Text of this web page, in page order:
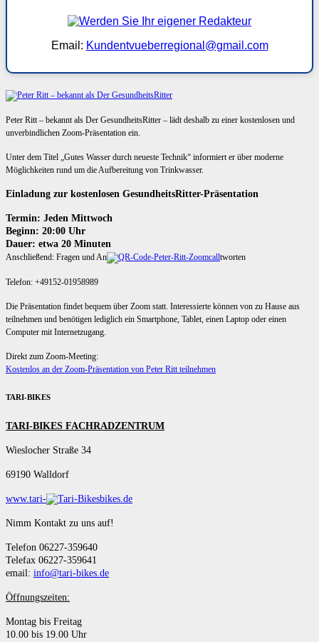
Email: Kundentvueberregional@gmail.com
Peter Ritt – bekannt als Der GesundheitsRitter – lädt deshalb zu einer kostenlosen und
unverbindlichen Zoom-Präsentation ein.
Unter dem Titel „Gutes Wasser durch neueste Technik“ informiert er über moderne
Möglichkeiten rund um die Aufbereitung von Trinkwasser.
Einladung zur kostenlosen GesundheitsRitter-Präsentation
Termin: Jeden Mittwoch
Beginn: 20:00 Uhr
Dauer: etwa 20 Minuten
Anschließend: Fragen und An tworten
Telefon: +49152-01958989
Die Präsentation findet bequem über Zoom statt. Interessierte können von zu Hause aus
teilnehmen und benötigen lediglich ein Smartphone, Tablet, einen Laptop oder einen
Computer mit Internetzugang.
Direkt zum Zoom-Meeting:
Kostenlos an der Zoom-Präsentation von Peter Ritt teilnehmen
TARI-BIKES
TARI-BIKES FACHRADZENTRUM
Wieslocher Straße 34
69190 Walldorf
www.tari- bikes.de
Nimm Kontakt zu uns auf!
Telefon 06227-359640
Telefax 06227-359641
email: info@tari-bikes.de
Öffnungszeiten:
Montag bis Freitag
10.00 bis 19.00 Uhr